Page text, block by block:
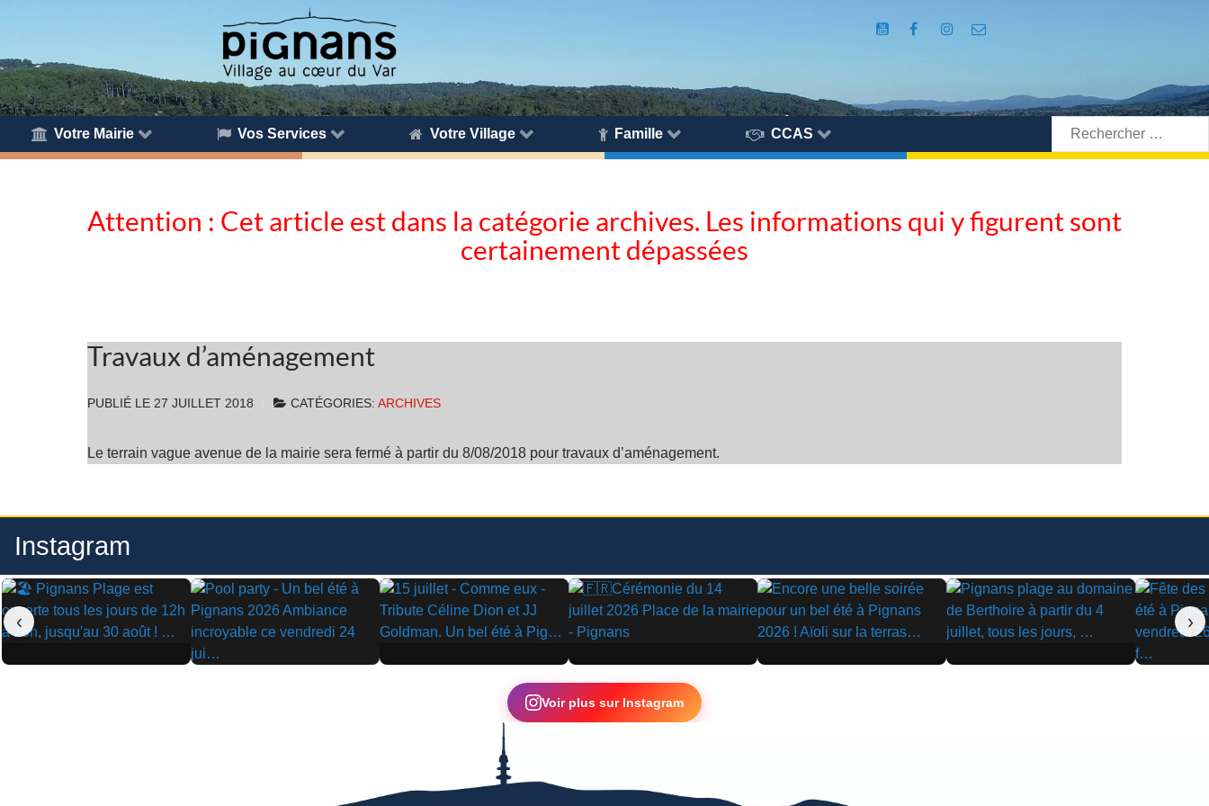
Votre Mairie Vos Services Votre Village Famille CCAS
Rechercher:
Attention : Cet article est dans la catégorie archives. Les informations qui y figurent sont
certainement dépassées
Travaux d’aménagement
PUBLIÉ LE 27 JUILLET 2018 CATÉGORIES: ARCHIVES
Le terrain vague avenue de la mairie sera fermé à partir du 8/08/2018 pour travaux d’aménagement.
Instagram
▶
▶
▶ ▶ ▶ ▶
▶
‹ ›
Voir plus sur Instagram